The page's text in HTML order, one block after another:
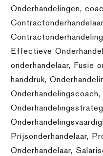
Onderhandelingen,
Effectieve
onderhandelaar, Fusie
handdruk,
Onderhandelingscoach,
Prijsonderhandelaar,
Onderhandelaar,